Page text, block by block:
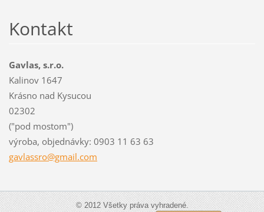
Kontakt
Gavlas, s.r.o.
Kalinov 1647
Krásno nad Kysucou
02302
("pod mostom")
výroba, objednávky: 0903 11 63 63
gavlassro@gmail.com
© 2012 Všetky práva vyhradené.